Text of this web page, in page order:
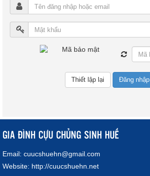
Đăng nhập
GIA ĐÌNH CỰU CHỦNG SINH HUẾ
Email: cuucshuehn@gmail.com
Website: http://cuucshuehn.net